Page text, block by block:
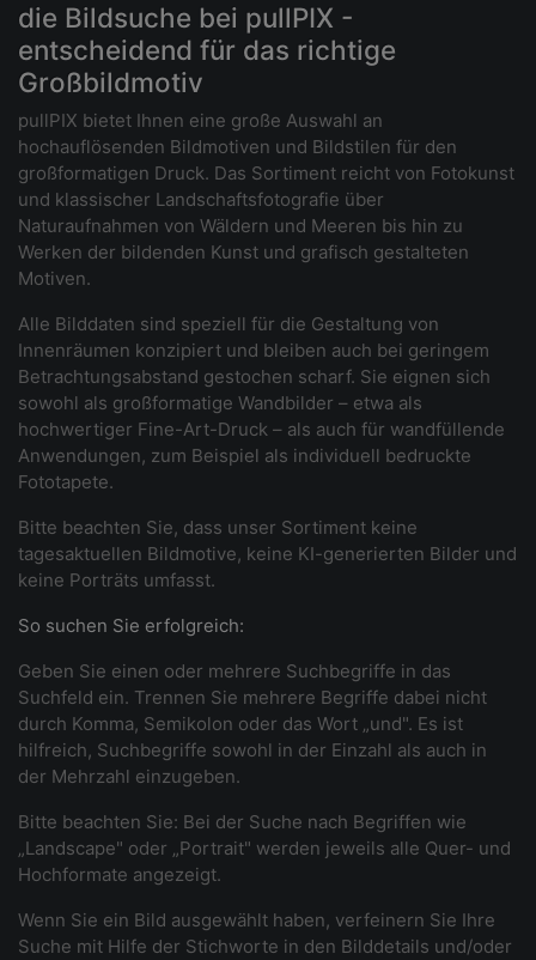
die Bildsuche bei pullPIX -
entscheidend für das richtige
Großbildmotiv
pullPIX bietet Ihnen eine große Auswahl an
hochauflösenden Bildmotiven und Bildstilen für den
großformatigen Druck. Das Sortiment reicht von Fotokunst
und klassischer Landschaftsfotografie über
Naturaufnahmen von Wäldern und Meeren bis hin zu
Werken der bildenden Kunst und grafisch gestalteten
Motiven.
Alle Bilddaten sind speziell für die Gestaltung von
Innenräumen konzipiert und bleiben auch bei geringem
Betrachtungsabstand gestochen scharf. Sie eignen sich
sowohl als großformatige Wandbilder – etwa als
hochwertiger Fine-Art-Druck – als auch für wandfüllende
Anwendungen, zum Beispiel als individuell bedruckte
Fototapete.
Bitte beachten Sie, dass unser Sortiment keine
tagesaktuellen Bildmotive, keine KI-generierten Bilder und
keine Porträts umfasst.
So suchen Sie erfolgreich:
Geben Sie einen oder mehrere Suchbegriffe in das
Suchfeld ein. Trennen Sie mehrere Begriffe dabei nicht
durch Komma, Semikolon oder das Wort „und". Es ist
hilfreich, Suchbegriffe sowohl in der Einzahl als auch in
der Mehrzahl einzugeben.
Bitte beachten Sie: Bei der Suche nach Begriffen wie
„Landscape" oder „Portrait" werden jeweils alle Quer- und
Hochformate angezeigt.
Wenn Sie ein Bild ausgewählt haben, verfeinern Sie Ihre
Suche mit Hilfe der Stichworte in den Bilddetails und/oder